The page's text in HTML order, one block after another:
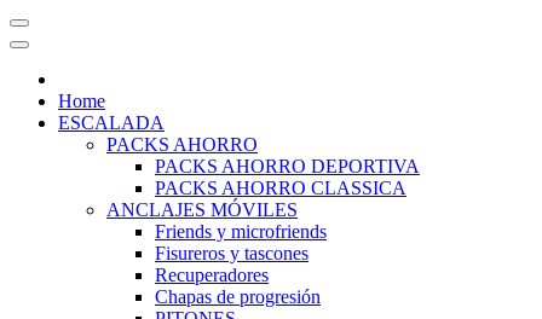
Home
ESCALADA
PACKS AHORRO
PACKS AHORRO DEPORTIVA
PACKS AHORRO CLASSICA
ANCLAJES MÓVILES
Friends y microfriends
Fisureros y tascones
Recuperadores
Chapas de progresión